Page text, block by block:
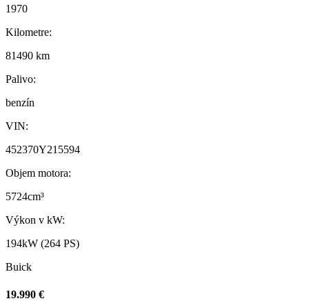
1970
Kilometre:
81490 km
Palivo:
benzín
VIN:
452370Y215594
Objem motora:
5724cm³
Výkon v kW:
194kW (264 PS)
Buick
19.990 €